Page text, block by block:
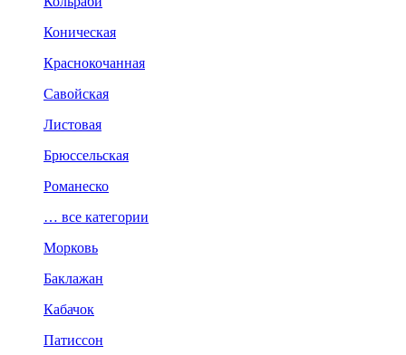
Коническая
Краснокочанная
Савойская
Листовая
Брюссельская
Романеско
… все категории
Морковь
Баклажан
Кабачок
Патиссон